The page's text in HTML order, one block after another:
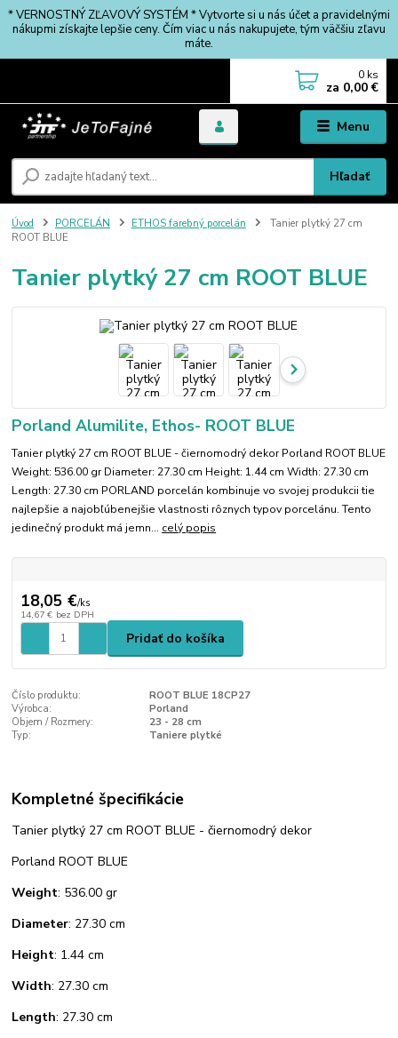
* VERNOSTNÝ ZĽAVOVÝ SYSTÉM * Vytvorte si u nás účet a pravidelnými
nákupmi získajte lepšie ceny. Čím viac u nás nakupujete, tým väčšiu zľavu
máte.
Menu
Hľadať
0 ks
za 0,00 €
Úvod PORCELÁN ETHOS farebný porcelán
Tanier plytký 27 cm
ROOT BLUE
Tanier plytký 27 cm ROOT BLUE
Porland Alumilite, Ethos- ROOT BLUE
Tanier plytký 27 cm ROOT BLUE - čiernomodrý dekor Porland ROOT BLUE
Weight: 536.00 gr Diameter: 27.30 cm Height: 1.44 cm Width: 27.30 cm
Length: 27.30 cm PORLAND porcelán kombinuje vo svojej produkcii tie
najlepšie a najobľúbenejšie vlastnosti rôznych typov porcelánu. Tento
jedinečný produkt má jemn... celý popis
18,05 €/ks
14,67 € bez DPH
Pridať do košíka
Číslo produktu:
ROOT BLUE 18CP27
Výrobca:
Porland
Objem / Rozmery:
23 - 28 cm
Typ:
Taniere plytké
Kompletné špecifikácie
Tanier plytký 27 cm ROOT BLUE - čiernomodrý dekor
Porland ROOT BLUE
Weight: 536.00 gr
Diameter: 27.30 cm
Height: 1.44 cm
Width: 27.30 cm
Length: 27.30 cm